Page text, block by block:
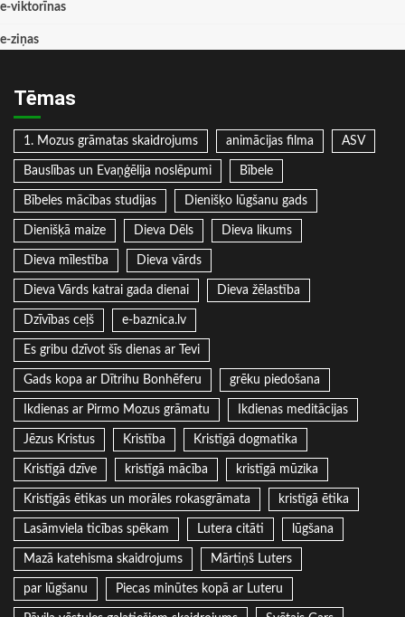
e-viktorīnas
e-ziņas
Tēmas
1. Mozus grāmatas skaidrojums animācijas filma ASV
Bauslības un Evaņģēlija noslēpumi Bībele
Bībeles mācības studijas Dienišķo lūgšanu gads
Dienišķā maize Dieva Dēls Dieva likums
Dieva mīlestība Dieva vārds
Dieva Vārds katrai gada dienai Dieva žēlastība
Dzīvības ceļš e-baznica.lv
Es gribu dzīvot šīs dienas ar Tevi
Gads kopa ar Dītrihu Bonhēferu grēku piedošana
Ikdienas ar Pirmo Mozus grāmatu Ikdienas meditācijas
Jēzus Kristus Kristība Kristīgā dogmatika
Kristīgā dzīve kristīgā mācība kristīgā mūzika
Kristīgās ētikas un morāles rokasgrāmata kristīgā ētika
Lasāmviela ticības spēkam Lutera citāti lūgšana
Mazā katehisma skaidrojums Mārtiņš Luters
par lūgšanu Piecas minūtes kopā ar Luteru